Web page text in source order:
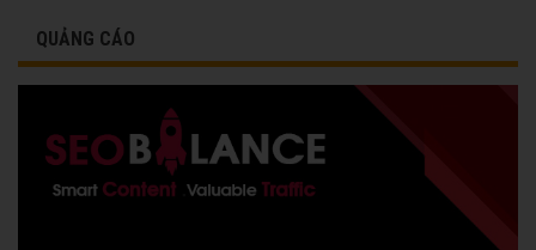
QUẢNG CÁO